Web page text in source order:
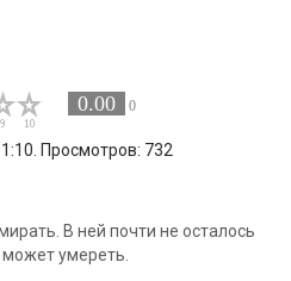
0.00 0
Просмотров: 732
В ней почти не осталось
умереть.